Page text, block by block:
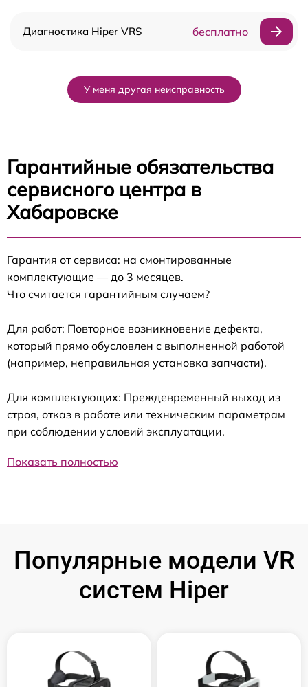
Диагностика Hiper VRS бесплатно
У меня другая неисправность
Гарантийные обязательства
сервисного центра в
Хабаровске
Гарантия от сервиса: на смонтированные
комплектующие — до 3 месяцев.
Что считается гарантийным случаем?
Для работ: Повторное возникновение дефекта,
который прямо обусловлен с выполненной работой
(например, неправильная установка запчасти).
Для комплектующих: Преждевременный выход из
строя, отказ в работе или техническим параметрам
при соблюдении условий эксплуатации.
Показать полностью
Популярные модели VR
систем Hiper